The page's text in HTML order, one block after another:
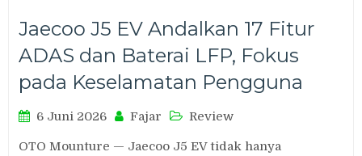
Jaecoo J5 EV Andalkan 17 Fitur
ADAS dan Baterai LFP, Fokus
pada Keselamatan Pengguna
6 Juni 2026 Fajar Review
OTO Mounture — Jaecoo J5 EV tidak hanya